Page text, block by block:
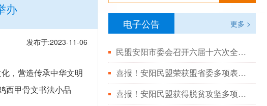
办
发布于:2023-11-06
，营造传承中华文明
西甲骨文书法小品
电子公告 更多 >
民盟安阳市委会召开六届十六次全体（扩大）会议
喜报！安阳民盟荣获盟省委多项表彰！
喜报！安阳民盟获得脱贫攻坚多项殊荣